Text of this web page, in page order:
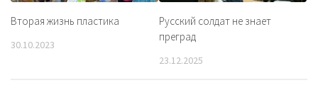
Вторая жизнь пластика
30.10.2023
Русский солдат не знает
преград
23.12.2025